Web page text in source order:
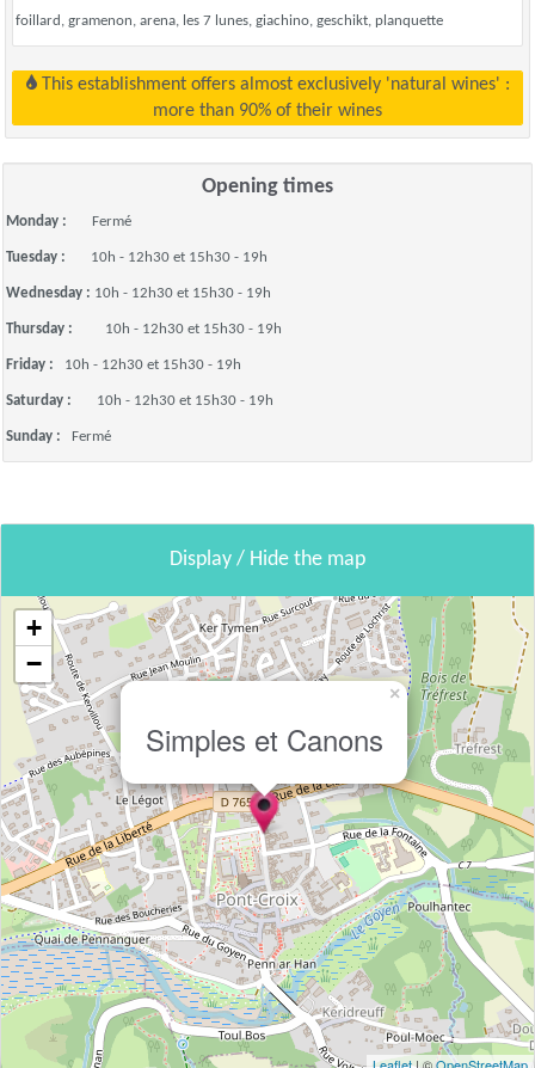
foillard, gramenon, arena, les 7 lunes, giachino, geschikt, planquette
This establishment offers almost exclusively 'natural wines' :
more than 90% of their wines
Opening times
Monday : Fermé
Tuesday : 10h - 12h30 et 15h30 - 19h
Wednesday : 10h - 12h30 et 15h30 - 19h
Thursday : 10h - 12h30 et 15h30 - 19h
Friday : 10h - 12h30 et 15h30 - 19h
Saturday : 10h - 12h30 et 15h30 - 19h
Sunday : Fermé
Display / Hide the map
Simples et Canons
×
+
−